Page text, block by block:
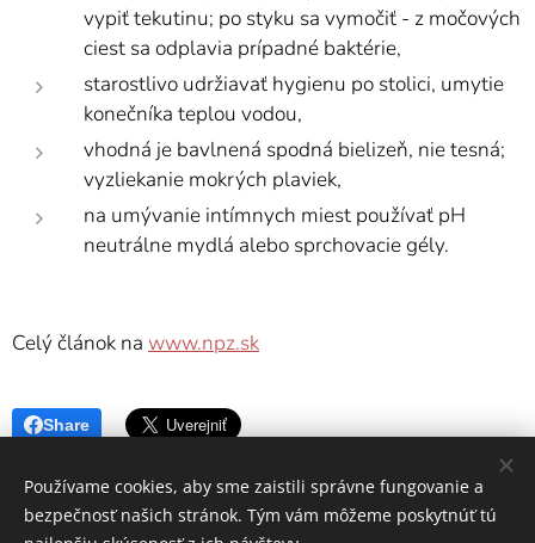
vypiť tekutinu; po styku sa vymočiť - z močových
ciest sa odplavia prípadné baktérie,
starostlivo udržiavať hygienu po stolici, umytie
konečníka teplou vodou,
vhodná je bavlnená spodná bielizeň, nie tesná;
vyzliekanie mokrých plaviek,
na umývanie intímnych miest používať pH
neutrálne mydlá alebo sprchovacie gély.
Celý článok na www.npz.sk
Share
Používame cookies, aby sme zaistili správne fungovanie a
bezpečnosť našich stránok. Tým vám môžeme poskytnúť tú